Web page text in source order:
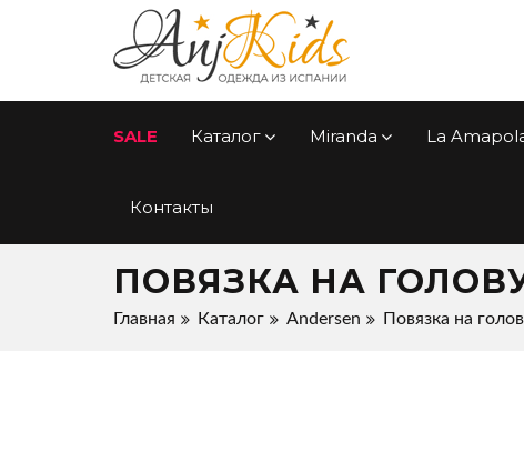
SALE Каталог Miranda La
Контакты
ПОВЯЗКА НА
Главная Каталог Andersen Повязка на